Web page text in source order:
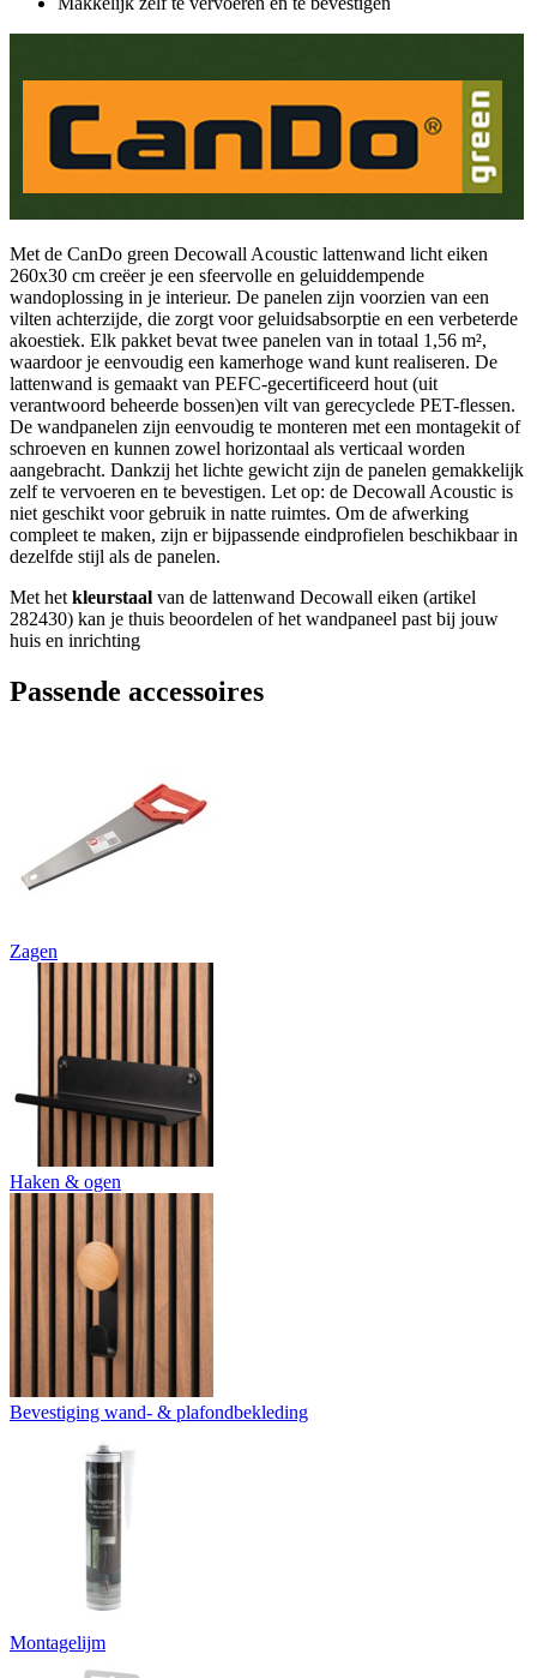
Met de CanDo green Decowall Acoustic lattenwand licht eiken
260x30 cm creëer je een sfeervolle en geluiddempende
wandoplossing in je interieur. De panelen zijn voorzien van een
vilten achterzijde, die zorgt voor geluidsabsorptie en een verbeterde
akoestiek. Elk pakket bevat twee panelen van in totaal 1,56 m²,
waardoor je eenvoudig een kamerhoge wand kunt realiseren. De
lattenwand is gemaakt van PEFC-gecertificeerd hout (uit
verantwoord beheerde bossen)en vilt van gerecyclede PET-flessen.
De wandpanelen zijn eenvoudig te monteren met een montagekit of
schroeven en kunnen zowel horizontaal als verticaal worden
aangebracht. Dankzij het lichte gewicht zijn de panelen gemakkelijk
zelf te vervoeren en te bevestigen. Let op: de Decowall Acoustic is
niet geschikt voor gebruik in natte ruimtes. Om de afwerking
compleet te maken, zijn er bijpassende eindprofielen beschikbaar in
dezelfde stijl als de panelen.
Met het kleurstaal van de lattenwand Decowall eiken (artikel
282430) kan je thuis beoordelen of het wandpaneel past bij jouw
huis en inrichting
Passende accessoires
Zagen
Haken & ogen
Bevestiging wand- & plafondbekleding
Montagelijm